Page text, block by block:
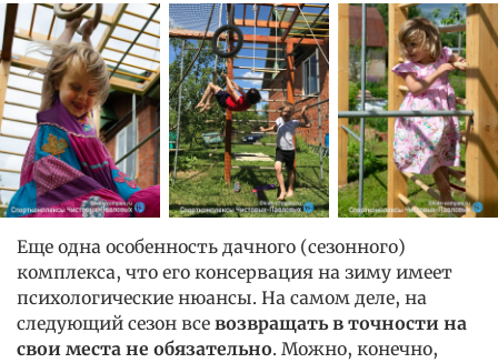
Еще одна особенность дачного (сезонного)
комплекса, что его консервация на зиму имеет
психологические нюансы. На самом деле, на
следующий сезон все возвращать в точности на
свои места не обязательно. Можно, конечно,